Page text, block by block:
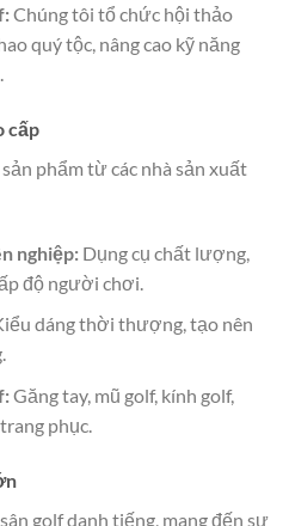
Chúng tôi tổ chức hội thảo
quý tộc, nâng cao kỹ năng
cấp
phẩm từ các nhà sản xuất
nghiệp:Dụng cụ chất lượng,
độ người chơi.
dáng thời thượng, tạo nên
Găng tay, mũ golf, kính golf,
phục.
golf danh tiếng, mang đến sự